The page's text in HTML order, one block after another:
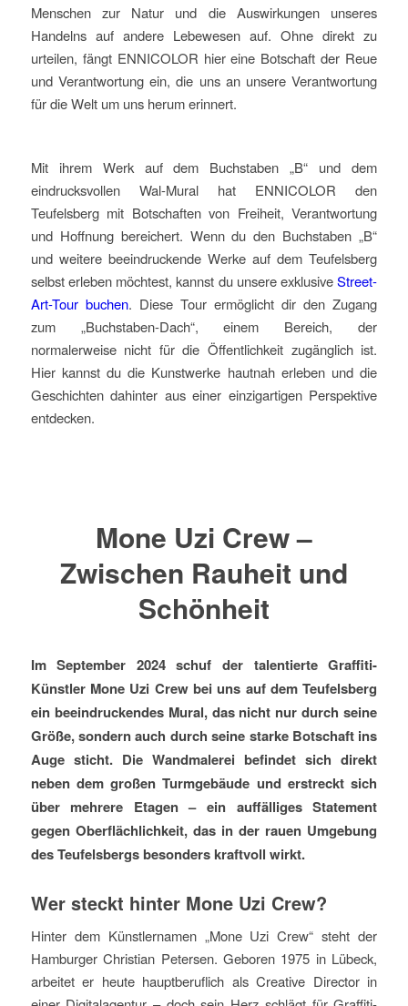
Menschen zur Natur und die Auswirkungen unseres
Handelns auf andere Lebewesen auf. Ohne direkt zu
urteilen, fängt ENNICOLOR hier eine Botschaft der Reue
und Verantwortung ein, die uns an unsere Verantwortung
für die Welt um uns herum erinnert.
Mit ihrem Werk auf dem Buchstaben „B“ und dem
eindrucksvollen Wal-Mural hat ENNICOLOR den
Teufelsberg mit Botschaften von Freiheit, Verantwortung
und Hoffnung bereichert. Wenn du den Buchstaben „B“
und weitere beeindruckende Werke auf dem Teufelsberg
selbst erleben möchtest, kannst du unsere exklusiveStreet-
Art-Tour buchen. Diese Tour ermöglicht dir den Zugang
zum „Buchstaben-Dach“, einem Bereich, der
normalerweise nicht für die Öffentlichkeit zugänglich ist.
Hier kannst du die Kunstwerke hautnah erleben und die
Geschichten dahinter aus einer einzigartigen Perspektive
entdecken.
Mone Uzi Crew –
Zwischen Rauheit und
Schönheit
Im September 2024 schuf der talentierte Graffiti-
Künstler Mone Uzi Crew bei uns auf dem Teufelsberg
ein beeindruckendes Mural, das nicht nur durch seine
Größe, sondern auch durch seine starke Botschaft ins
Auge sticht. Die Wandmalerei befindet sich direkt
neben dem großen Turmgebäude und erstreckt sich
über mehrere Etagen – ein auffälliges Statement
gegen Oberflächlichkeit, das in der rauen Umgebung
des Teufelsbergs besonders kraftvoll wirkt.
Wer steckt hinter Mone Uzi Crew?
Hinter dem Künstlernamen „Mone Uzi Crew“ steht der
Hamburger Christian Petersen. Geboren 1975 in Lübeck,
arbeitet er heute hauptberuflich als Creative Director in